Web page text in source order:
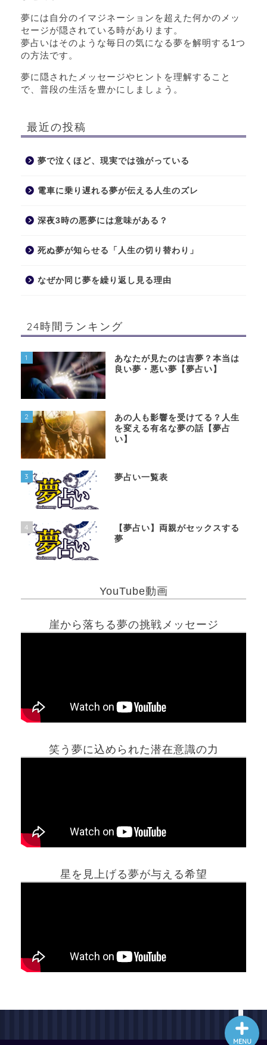
夢には自分のイマジネーションを超えた何かのメッ
セージが隠されている時があります。
夢占いはそのような毎日の気になる夢を解明する1つ
の方法です。
夢に隠されたメッセージやヒントを理解すること
で、普段の生活を豊かにしましょう。
最近の投稿
夢で泣くほど、現実では強がっている
電車に乗り遅れる夢が伝える人生のズレ
深夜3時の悪夢には意味がある？
死ぬ夢が知らせる「人生の切り替わり」
なぜか同じ夢を繰り返し見る理由
24時間ランキング
1
あなたが見たのは吉夢？本当は
良い夢・悪い夢【夢占い】
2
あの人も影響を受けてる？人生
を変える有名な夢の話【夢占
い】
3 夢占い一覧表
4
【夢占い】両親がセックスする
夢
YouTube動画
崖から落ちる夢の挑戦メッセージ
笑う夢に込められた潜在意識の力
星を見上げる夢が与える希望
MENU
ホーム
最新記事動画